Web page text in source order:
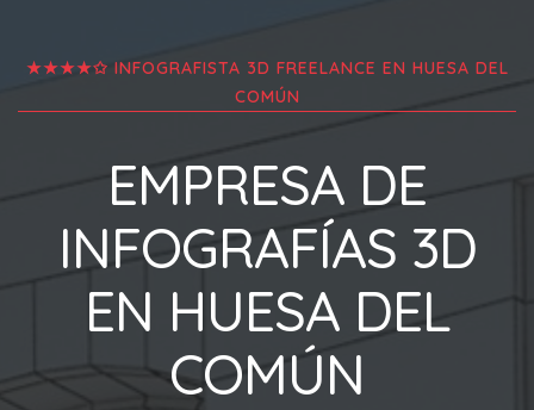
★★★★✩ INFOGRAFISTA 3D FREELANCE EN HUESA DEL
COMÚN
EMPRESA DE
INFOGRAFÍAS 3D
EN HUESA DEL
COMÚN